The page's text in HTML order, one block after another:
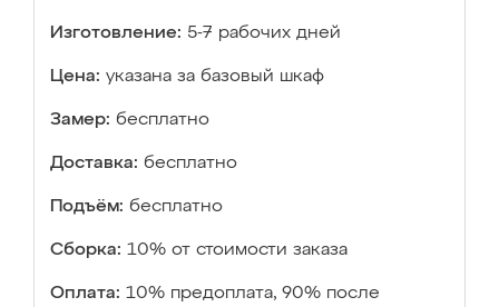
Изготовление: 5-7 рабочих дней
Цена: указана за базовый шкаф
Замер: бесплатно
Доставка: бесплатно
Подъём: бесплатно
Сборка: 10% от стоимости заказа
Оплата: 10% предоплата, 90% после